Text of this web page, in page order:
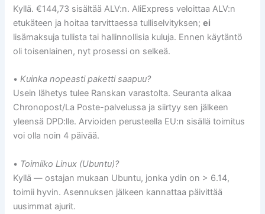
Kyllä. €144,73 sisältää ALV:n. AliExpress veloittaa ALV:n
etukäteen ja hoitaa tarvittaessa tulliselvityksen;ei
lisämaksuja tullista tai hallinnollisia kuluja. Ennen käytäntö
oli toisenlainen, nyt prosessi on selkeä.
•Kuinka nopeasti paketti saapuu?
Usein lähetys tulee Ranskan varastolta. Seuranta alkaa
Chronopost/La Poste-palvelussa ja siirtyy sen jälkeen
yleensä DPD:lle. Arvioiden perusteella EU:n sisällä toimitus
voi olla noin 4 päivää.
• Toimiiko Linux (Ubuntu)?
Kyllä — ostajan mukaan Ubuntu, jonka ydin on > 6.14,
toimii hyvin. Asennuksen jälkeen kannattaa päivittää
uusimmat ajurit.